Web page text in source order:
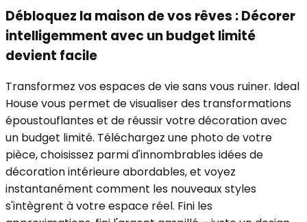
Débloquez la maison de vos rêves : Décorer
intelligemment avec un budget limité
devient facile
Transformez vos espaces de vie sans vous ruiner. Ideal
House vous permet de visualiser des transformations
époustouflantes et de réussir votre décoration avec
un budget limité. Téléchargez une photo de votre
pièce, choisissez parmi d'innombrables idées de
décoration intérieure abordables, et voyez
instantanément comment les nouveaux styles
s'intègrent à votre espace réel. Fini les